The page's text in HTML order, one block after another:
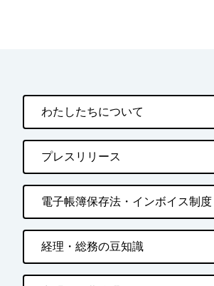
わたしたちについて
プレスリリース
電子帳簿保存法・インボイス制度
経理・総務の豆知識